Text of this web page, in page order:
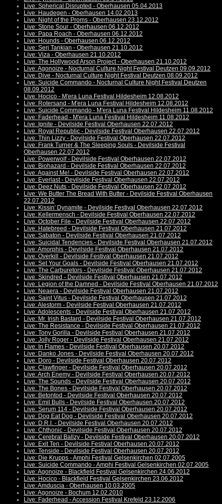
Live: Spherical Disrupted - Oberhausen 05.04.2013
Live: Haudegen - Oberhausen 14.02.2013
Live: Night of the Proms - Oberhausen 23.12.2012
Live: Stone Sour - Oberhausen 06.12.2012
Live: Papa Roach - Oberhausen 06.12.2012
Live: Hounds - Oberhausen 06.12.2012
Live: Serj Tankian - Oberhausen 21.10.2012
Live: Viza - Oberhausen 21.10.2012
Live: The Hollywood Arson Project - Oberhausen 21.10.2012
Live: Agonoize - Nocturnal Culture Night Festival Deutzen 09.09.2012
Live: Dive - Nocturnal Culture Night Festival Deutzen 08.09.2012
Live: Suicide Commando - Nocturnal Culture Night Festival Deutzen
08.09.2012
Live: Hocico - M'era Luna Festival Hildesheim 12.08.2012
Live: Rotersand - M'era Luna Festival Hildesheim 12.08.2012
Live: Suicide Commando - M'era Luna Festival Hildesheim 11.08.2012
Live: Faderhead - M'era Luna Festival Hildesheim 11.08.2012
Live: Ignite - Devilside Festival Oberhausen 22.07.2012
Live: Royal Republic - Devilside Festival Oberhausen 22.07.2012
Live: Thin Lizzy - Devilside Festival Oberhausen 22.07.2012
Live: Frank Turner & The Sleeping Souls - Devilside Festival
Oberhausen 22.07.2012
Live: Powerwolf - Devilside Festival Oberhausen 22.07.2012
Live: Biohazard - Devilside Festival Oberhausen 22.07.2012
Live: Against Me! - Devilside Festival Oberhausen 22.07.2012
Live: Everlast - Devilside Festival Oberhausen 22.07.2012
Live: Deez Nuts - Devilside Festival Oberhausen 22.07.2012
Live: We Butter The Bread With Butter - Devilside Festival Oberhausen
22.07.2012
Live: Kissin' Dynamite - Devilside Festival Oberhausen 22.07.2012
Live: Kellermensch - Devilside Festival Oberhausen 22.07.2012
Live: October File - Devilside Festival Oberhausen 22.07.2012
Live: Hatebreed - Devilside Festival Oberhausen 21.07.2012
Live: Sabaton - Devilside Festival Oberhausen 21.07.2012
Live: Suicidal Tendencies - Devilside Festival Oberhausen 21.07.2012
Live: Amorphis - Devilside Festival Oberhausen 21.07.2012
Live: Overkill - Devilside Festival Oberhausen 21.07.2012
Live: Set Your Goals - Devilside Festival Oberhausen 21.07.2012
Live: The Carburetors - Devilside Festival Oberhausen 21.07.2012
Live: Skindred - Devilside Festival Oberhausen 21.07.2012
Live: Legion of the Damned - Devilside Festival Oberhausen 21.07.2012
Live: Neaera - Devilside Festival Oberhausen 21.07.2012
Live: Saint Vitus - Devilside Festival Oberhausen 21.07.2012
Live: Alestorm - Devilside Festival Oberhausen 21.07.2012
Live: Adolescents - Devilside Festival Oberhausen 21.07.2012
Live: Mr. Irish Bastard - Devilside Festival Oberhausen 21.07.2012
Live: The Resistance - Devilside Festival Oberhausen 21.07.2012
Live: Tony Gorilla - Devilside Festival Oberhausen 21.07.2012
Live: Jolly Roger - Devilside Festival Oberhausen 21.07.2012
Live: In Flames - Devilside Festival Oberhausen 20.07.2012
Live: Danko Jones - Devilside Festival Oberhausen 20.07.2012
Live: Doro - Devilside Festival Oberhausen 20.07.2012
Live: Clawfinger - Devilside Festival Oberhausen 20.07.2012
Live: Arch Enemy - Devilside Festival Oberhausen 20.07.2012
Live: The Sounds - Devilside Festival Oberhausen 20.07.2012
Live: The Bones - Devilside Festival Oberhausen 20.07.2012
Live: Betontod - Devilside Festival Oberhausen 20.07.2012
Live: Emil Bulls - Devilside Festival Oberhausen 20.07.2012
Live: Serum 114 - Devilside Festival Oberhausen 20.07.2012
Live: Dog Eat Dog - Devilside Festival Oberhausen 20.07.2012
Live: D.R.I. - Devilside Festival Oberhausen 20.07.2012
Live: Chthonic - Devilside Festival Oberhausen 20.07.2012
Live: Cerebral Ballzy - Devilside Festival Oberhausen 20.07.2012
Live: Exit Ten - Devilside Festival Oberhausen 20.07.2012
Live: Tenside - Devilside Festival Oberhausen 20.07.2012
Live: Die Krupps - Amphi Festival Gelsenkirchen 02.07.2005
Live: Suicide Commando - Amphi Festival Gelsenkirchen 02.07.2005
Live: Agonoize - Blackfield Festival Gelsenkirchen 24.06.2012
Live: Hocico - Blackfield Festival Gelsenkirchen 23.06.2012
Live: Amduscia - Oberhausen 10.03.2005
Live: Agonoize - Bochum 12.02.2010
Live: Faderhead - Accession Festival Krefeld 23.12.2006